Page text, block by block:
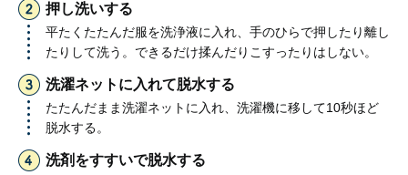
押し洗いする
平たくたたんだ服を洗浄液に入れ、手のひらで押したり離し
たりして洗う。できるだけ揉んだりこすったりはしない。
洗濯ネットに入れて脱水する
たたんだまま洗濯ネットに入れ、洗濯機に移して10秒ほど
脱水する。
洗剤をすすいで脱水する